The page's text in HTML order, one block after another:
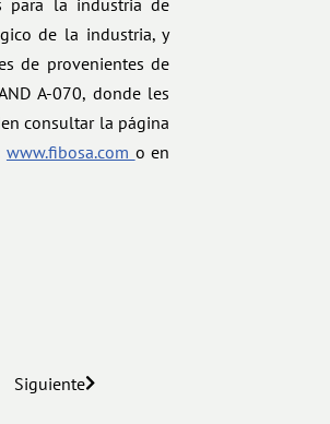
para la industria de
de la industria, y
de provenientes de
A-070, donde les
consultar la página
www.fibosa.com o en
Siguiente